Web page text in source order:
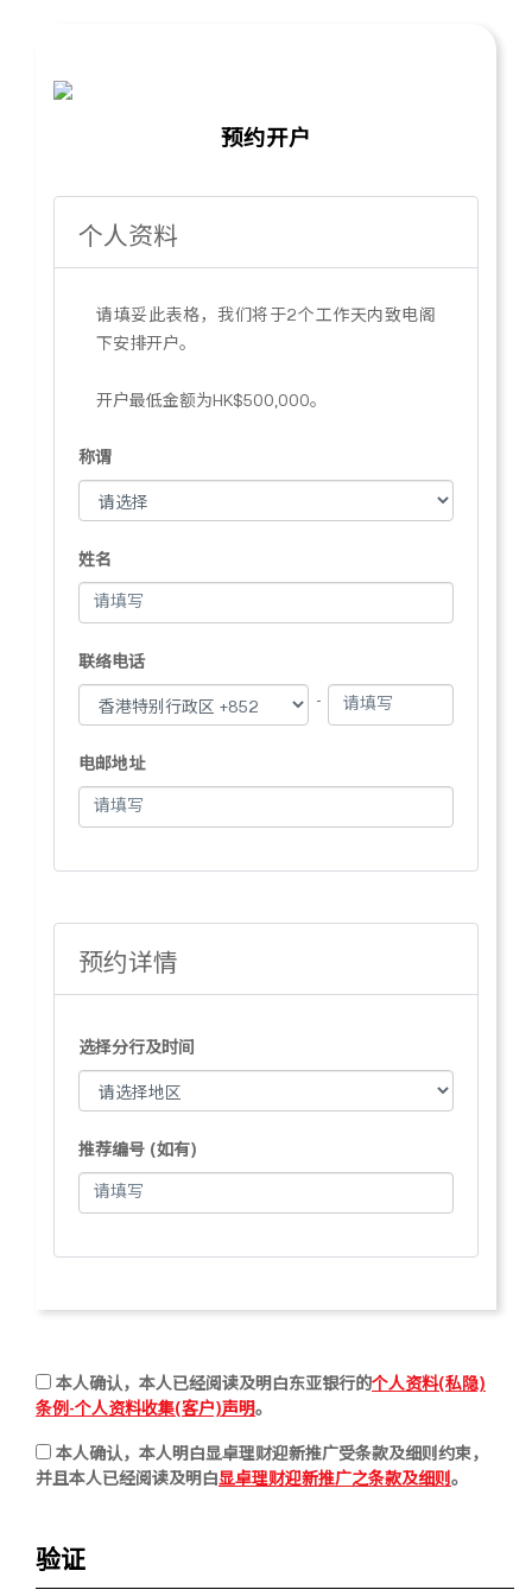
预约开户
个人资料
请填妥此表格，我们将于2个工作天内致电阁
下安排开户。
开户最低金额为HK$500,000。
称谓
姓名
联络电话
-
电邮地址
预约详情
选择分行及时间
推荐编号 (如有)
本人确认，本人已经阅读及明白东亚银行的个人资料(私隐)
条例-个人资料收集(客户)声明。
本人确认，本人明白显卓理财迎新推广受条款及细则约束，
并且本人已经阅读及明白显卓理财迎新推广之条款及细则 。
验证